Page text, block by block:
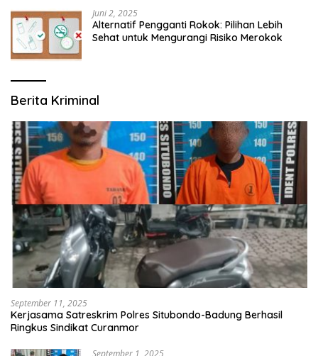
Juni 2, 2025
Alternatif Pengganti Rokok: Pilihan Lebih
Sehat untuk Mengurangi Risiko Merokok
Berita Kriminal
September 11, 2025
Kerjasama Satreskrim Polres Situbondo-Badung Berhasil
Ringkus Sindikat Curanmor
September 1, 2025